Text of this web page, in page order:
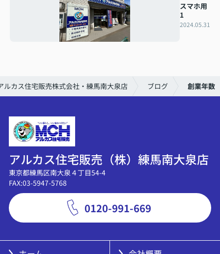
スマホ用
1
2024.05.31
ルカス住宅販売株式会社・練馬南大泉店 ブログ 創業年数
アルカス住宅販売（株）練馬南大泉店
東京都練馬区南大泉４丁目54-4
FAX:03-5947-5768
0120-991-669